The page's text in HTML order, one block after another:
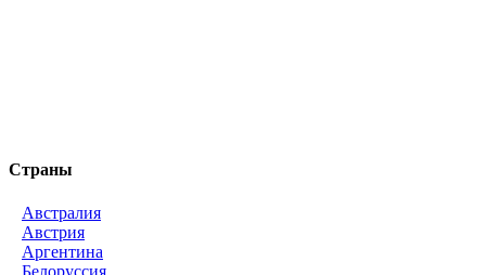
Страны
Австралия
Австрия
Аргентина
Белоруссия